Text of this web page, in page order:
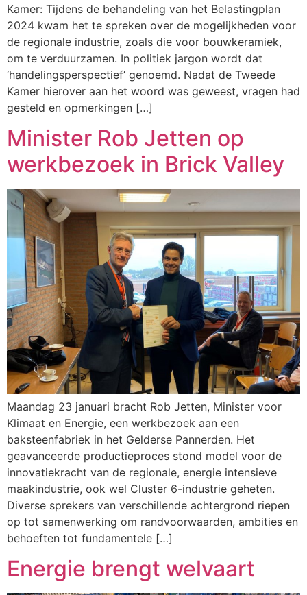
Kamer: Tijdens de behandeling van het Belastingplan
2024 kwam het te spreken over de mogelijkheden voor
de regionale industrie, zoals die voor bouwkeramiek,
om te verduurzamen. In politiek jargon wordt dat
‘handelingsperspectief’ genoemd. Nadat de Tweede
Kamer hierover aan het woord was geweest, vragen had
gesteld en opmerkingen […]
Minister Rob Jetten op
werkbezoek in Brick Valley
Maandag 23 januari bracht Rob Jetten, Minister voor
Klimaat en Energie, een werkbezoek aan een
baksteenfabriek in het Gelderse Pannerden. Het
geavanceerde productieproces stond model voor de
innovatiekracht van de regionale, energie intensieve
maakindustrie, ook wel Cluster 6-industrie geheten.
Diverse sprekers van verschillende achtergrond riepen
op tot samenwerking om randvoorwaarden, ambities en
behoeften tot fundamentele […]
Energie brengt welvaart